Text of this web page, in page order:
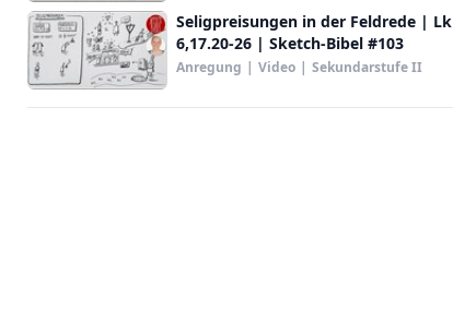
Seligpreisungen in der Feldrede | Lk
6,17.20-26 | Sketch-Bibel #103
Anregung | Video | Sekundarstufe II